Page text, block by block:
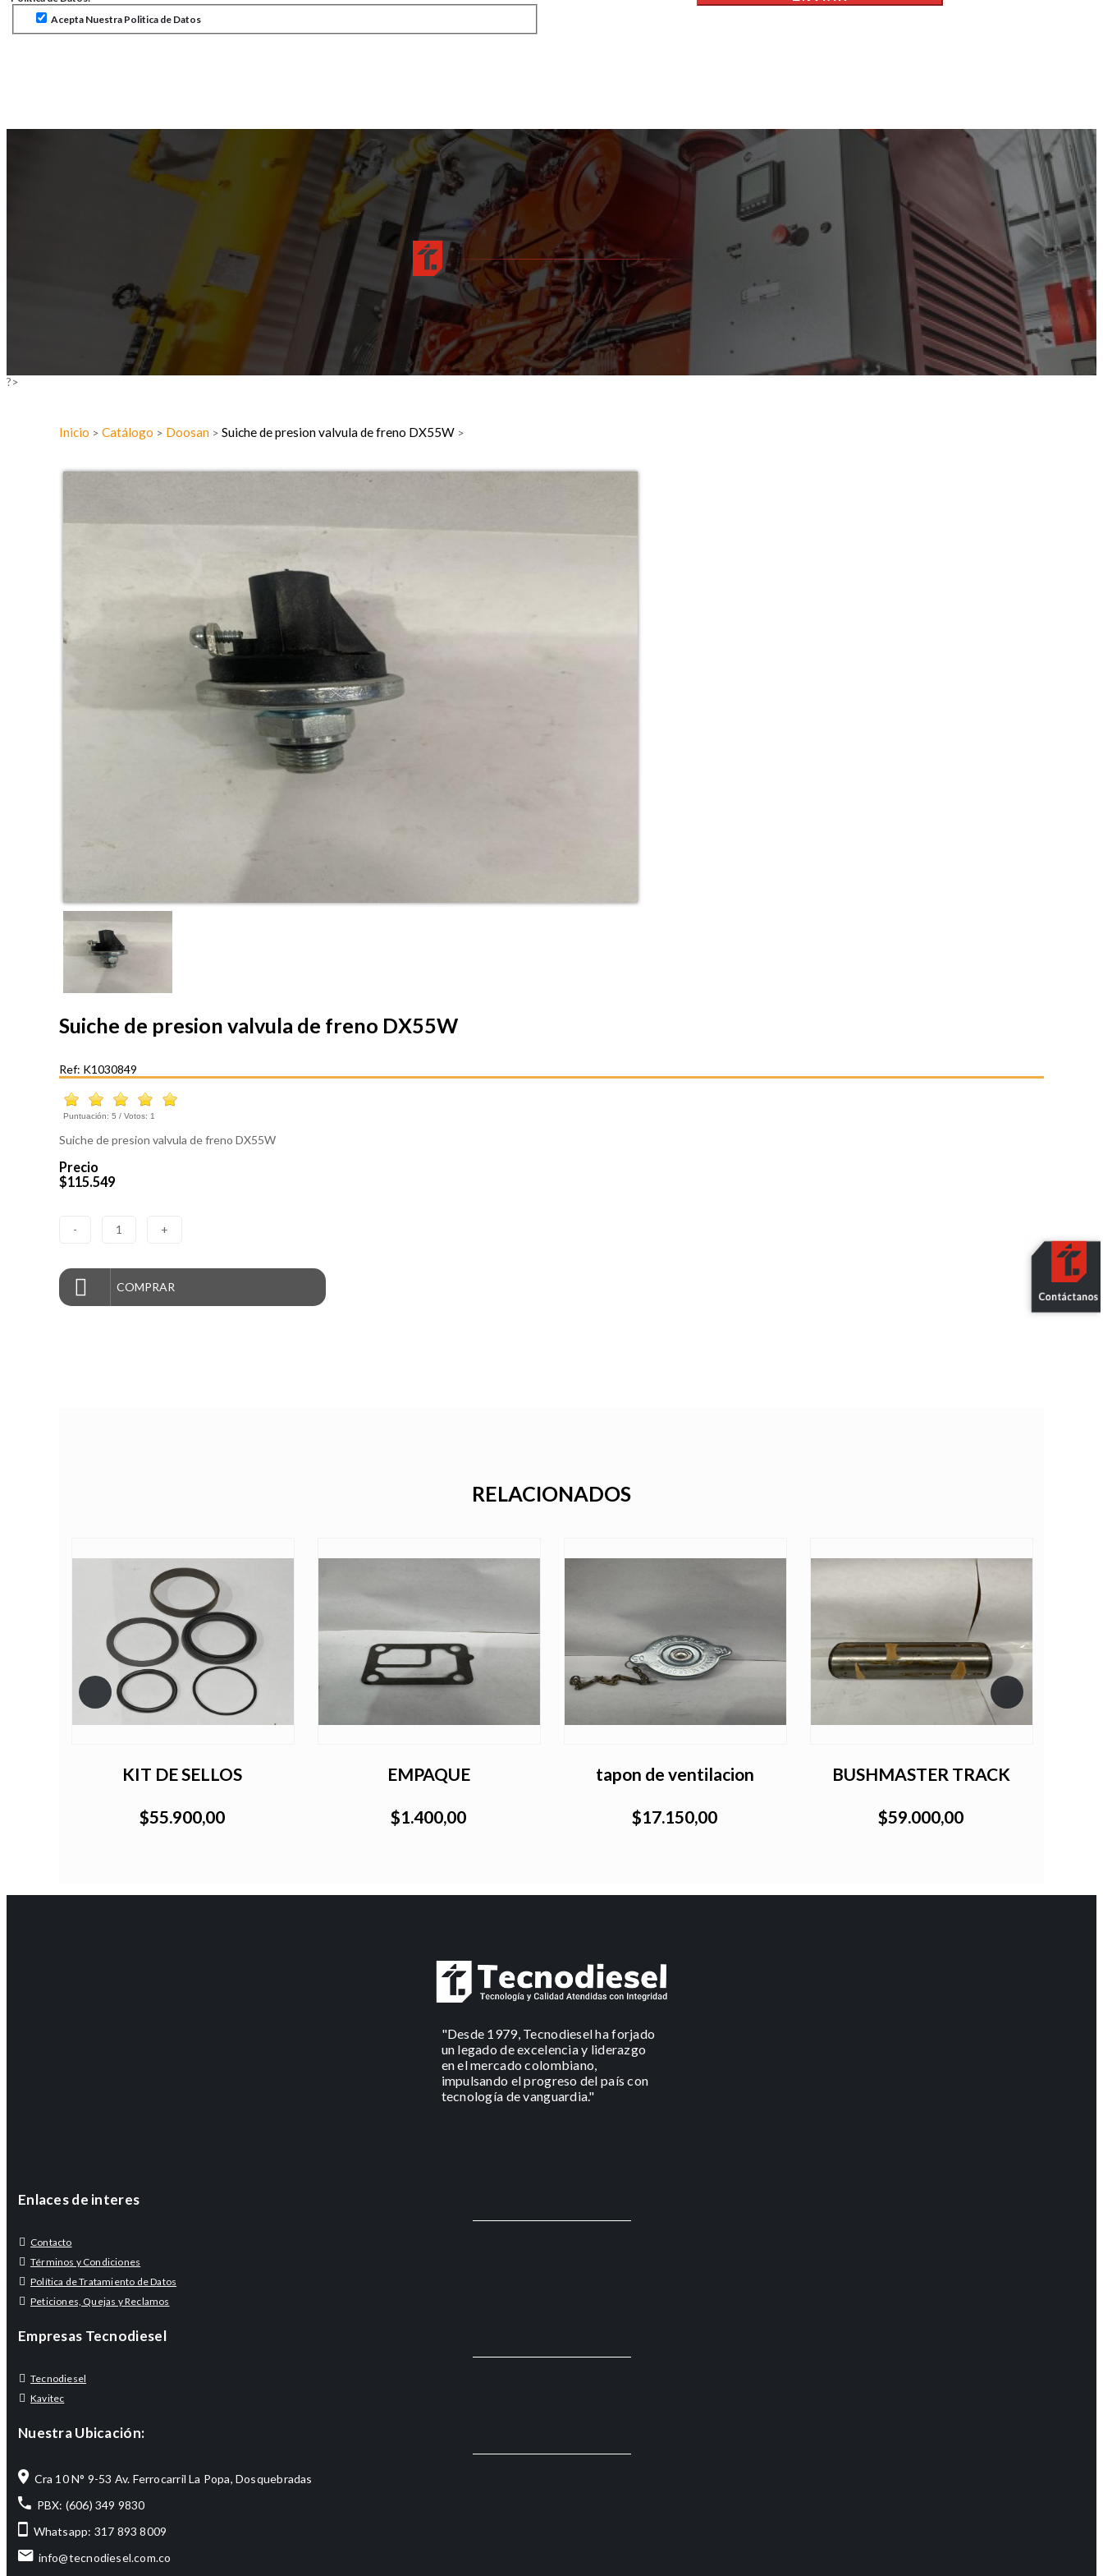
Acepta Nuestra Politica de Datos
?>
Inicio > Catálogo > Doosan > Suiche de presion valvula de freno DX55W >
Suiche de presion valvula de freno DX55W
Ref: K1030849
Puntuación: 5 / Votos: 1
Suiche de presion valvula de freno DX55W
Precio
$115.549
- 1 +
COMPRAR
RELACIONADOS
KIT DE SELLOS
$55.900,00
EMPAQUE
$1.400,00
tapon de ventilacion
$17.150,00
BUSHMASTER TRACK
$59.000,00
"Desde 1979, Tecnodiesel ha forjado
un legado de excelencia y liderazgo
en el mercado colombiano,
impulsando el progreso del país con
tecnología de vanguardia."
Enlaces de interes
Contacto
Términos y Condiciones
Política de Tratamiento de Datos
Peticiones, Quejas y Reclamos
Empresas Tecnodiesel
Tecnodiesel
Kavitec
Nuestra Ubicación:
Cra 10 N° 9-53 Av. Ferrocarril La Popa, Dosquebradas
PBX: (606) 349 9830
Whatsapp: 317 893 8009
info@tecnodiesel.com.co